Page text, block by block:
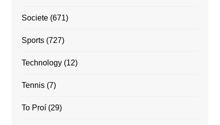
Societe(671)
Sports(727)
Technology(12)
Tennis(7)
To Proí(29)